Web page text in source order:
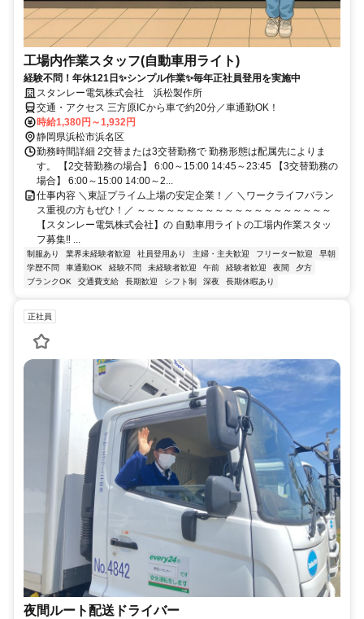
工場内作業スタッフ(自動車用ライト)
経験不問！年休121日✨シンプル作業✨毎年正社員登用を実施中
スタンレー電気株式会社 浜松製作所
交通・アクセス 三方原ICから車で約20分／車通勤OK！
時給1,380円～1,932円
静岡県浜松市浜名区
勤務時間詳細 2交替または3交替勤務で 勤務形態は配属先によりま
す。 【2交替勤務の場合】 6:00～15:00 14:45～23:45 【3交替勤務の
場合】 6:00～15:00 14:00～2...
仕事内容 ＼東証プライム上場の安定企業！／ ＼ワークライフバラン
ス重視の方もぜひ！／ ～～～～～～～～～～～～～～～～～～～～
【スタンレー電気株式会社】の 自動車用ライトの工場内作業スタッ
フ募集‼ ...
制服あり 業界未経験者歓迎 社員登用あり 主婦・主夫歓迎 フリーター歓迎
早朝
学歴不問
車通勤OK 経験不問 未経験者歓迎 午前 経験者歓迎 夜間
夕方
ブランクOK
交通費支給 長期歓迎 シフト制 深夜 長期休暇あり
正社員
夜間ルート配送ドライバー